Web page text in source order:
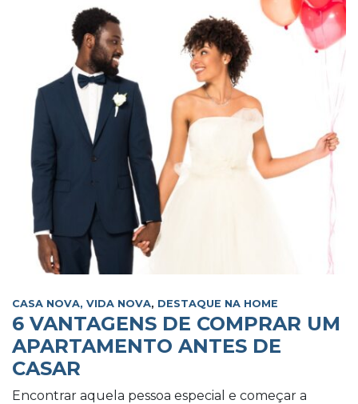
CASA NOVA, VIDA NOVA, DESTAQUE NA HOME
6 VANTAGENS DE COMPRAR UM
APARTAMENTO ANTES DE
CASAR
Encontrar aquela pessoa especial e começar a